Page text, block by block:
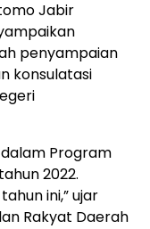
Jabir
penyampaian
konsulatasi
Program
2022.
ini,” ujar
Rakyat Daerah